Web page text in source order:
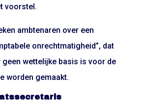
voorstel.
ambtenaren over een
onrechtmatigheid”, dat
geen wettelijke basis is voor de
worden gemaakt.